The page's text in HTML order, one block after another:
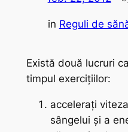
in Reguli de
Există două lucruri
timpul exerciţiilor:
acceleraţi
sângelui şi a